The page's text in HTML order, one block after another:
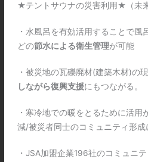
★テントサウナの災害利用★（未
・水風呂を有効活用することで風
どの節水による衛生管理が可能
・被災地の瓦礫廃材(建築木材)の
しながら復興支援にもつながる。
・寒冷地での暖をとるために活用
減/被災者同士のコミュニティ形成
・JSA加盟企業196社のコミュニ